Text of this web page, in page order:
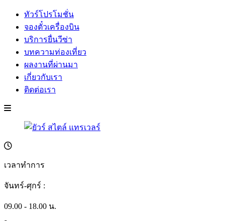
ทัวร์โปรโมชั่น
จองตั๋วเครื่องบิน
บริการยื่นวีซ่า
บทความท่องเที่ยว
ผลงานที่ผ่านมา
เกี่ยวกับเรา
ติดต่อเรา
เวลาทำการ
จันทร์-ศุกร์ :
09.00 - 18.00 น.